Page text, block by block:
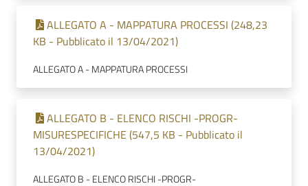
ALLEGATO A - MAPPATURA PROCESSI (248,23
KB - Pubblicato il 13/04/2021)
ALLEGATO A - MAPPATURA PROCESSI
ALLEGATO B - ELENCO RISCHI -PROGR-
MISURESPECIFICHE (547,5 KB - Pubblicato il
13/04/2021)
ALLEGATO B - ELENCO RISCHI -PROGR-